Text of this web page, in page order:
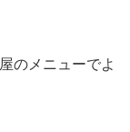
のメニューでよ